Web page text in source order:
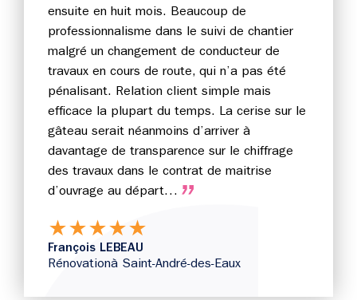
ensuite en huit mois. Beaucoup de
professionnalisme dans le suivi de chantier
malgré un changement de conducteur de
travaux en cours de route, qui n’a pas été
pénalisant. Relation client simple mais
efficace la plupart du temps. La cerise sur le
gâteau serait néanmoins d’arriver à
davantage de transparence sur le chiffrage
des travaux dans le contrat de maitrise
d’ouvrage au départ…
★★★★★
François LEBEAU
Rénovationà Saint-André-des-Eaux